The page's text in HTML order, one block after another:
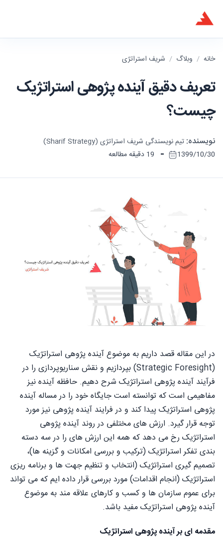
خانه / وبلاگ / شریف استراتژی
تعریف دقیق آینده پژوهی استراتژیک
چیست؟
نویسنده: تیم نویسندگی شریف استراتژی (Sharif Strategy)
1399/10/30
- 19 دقیقه مطالعه
در این مقاله قصد داریم به موضوع آینده پژوهی استراتژیک
(Strategic Foresight) بپردازیم و نقش سناریوپردازی را در
فرآیند آینده پژوهی استراتژیک شرح دهیم. حافظه آینده نیز
مفاهیمی است که توانسته است جایگاه خود را در مساله آینده
پژوهی استراتژیک پیدا کند و در فرایند آینده پژوهی نیز مورد
توجه قرار گیرد. ارزش های مختلفی در روند آینده پژوهی
استراتژیک رخ می دهد که همه این ارزش های را در سه دسته
بندی تفکر استراتژیک (ترکیب و بررسی امکانات و گزینه ها)،
تصمیم گیری استراتژیک (انتخاب و تنظیم جهت ها و برنامه ریزی
استراتژیک (انجام اقدامات) مورد بررسی قرار داده ایم که می تواند
برای عموم سازمان ها و کسب و کارهای علاقه مند به موضوع
آینده پژوهی استراتژیک مفید باشد.
مقدمه ای بر آینده پژوهی استراتژیک